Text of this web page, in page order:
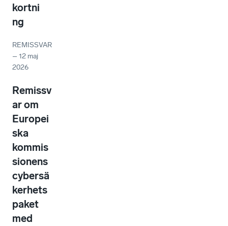
kortni
ng
REMISSVAR
–12 maj
2026
Remissv
ar om
Europei
ska
kommis
sionens
cybersä
kerhets
paket
med